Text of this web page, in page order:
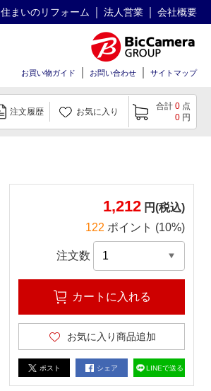
住まいのリフォーム 法人営業 会社概要
お買い物ガイド お問い合わせ サイトマップ
注文履歴 お気に入り
合計 0 点
0 円
1,212 円(税込)
122 ポイント (10%)
注文数
カートに入れる
お気に入り商品追加
ポスト シェア LINEで送る